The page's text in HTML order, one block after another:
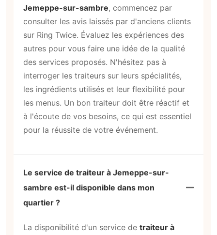
Jemeppe-sur-sambre, commencez par
consulter les avis laissés par d'anciens clients
sur Ring Twice. Évaluez les expériences des
autres pour vous faire une idée de la qualité
des services proposés. N'hésitez pas à
interroger les traiteurs sur leurs spécialités,
les ingrédients utilisés et leur flexibilité pour
les menus. Un bon traiteur doit être réactif et
à l'écoute de vos besoins, ce qui est essentiel
pour la réussite de votre événement.
Le service de traiteur à Jemeppe-sur-
sambre est-il disponible dans mon
quartier ?
La disponibilité d'un service de traiteur à